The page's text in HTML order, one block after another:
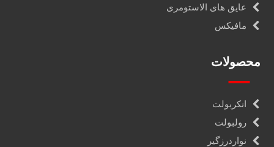
عایق های الاستومری
مافیکس
محصولات
انکربولت
رولبولت
نواردرزگیر